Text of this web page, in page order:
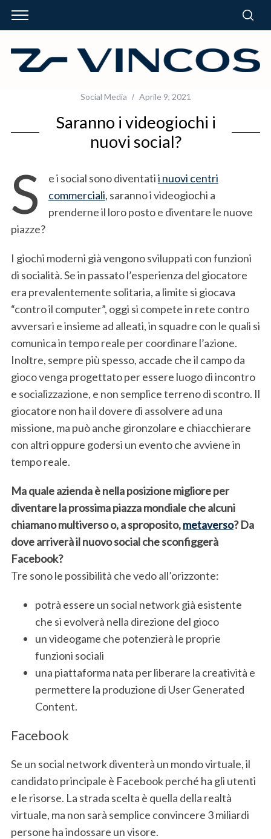
Social Media Aprile 9, 2021
Saranno i videogiochi i
nuovi social?
S e i social sono diventatii nuovi centri
commerciali, saranno i videogiochi a
prenderne il loro posto e diventare le nuove
piazze?
I giochi moderni già vengono sviluppati con funzioni
di socialità. Se in passato l’esperienza del giocatore
era prevalentemente solitaria, a limite si giocava
“contro il computer”, oggi si compete in rete contro
avversari e insieme ad alleati, in squadre con le quali si
comunica in tempo reale per coordinare l’azione.
Inoltre, sempre più spesso, accade che il campo da
gioco venga progettato per essere luogo di incontro
e socializzazione, e non semplice terreno di scontro. Il
giocatore non ha il dovere di assolvere ad una
missione, ma può anche gironzolare e chiacchierare
con altri oppure godersi un evento che avviene in
tempo reale.
Ma quale azienda è nella posizione migliore per
diventare la prossima piazza mondiale che alcuni
chiamano multiverso o, a sproposito,metaverso? Da
dove arriverà il nuovo social che sconfiggerà
Facebook?
Tre sono le possibilità che vedo all’orizzonte:
potrà essere un social network già esistente
che si evolverà nella direzione del gioco
un videogame che potenzierà le proprie
funzioni sociali
una piattaforma nata per liberare la creatività e
permettere la produzione di User Generated
Content.
Facebook
Se un social network diventerà un mondo virtuale, il
candidato principale è Facebook perché ha gli utenti
e le risorse. La strada scelta è quella della realtà
virtuale, ma non sarà semplice convincere 3 miliardi
persone ha indossare un visore.